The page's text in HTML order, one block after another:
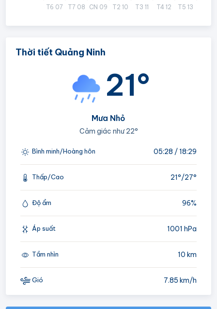
T6 07 T7 08 CN 09 T2 10 T3 11 T4 12 T5 13
Thời tiết Quảng Ninh
21°
Mưa Nhỏ
Cảm giác như22°
Bình minh/Hoàng hôn 05:28 / 18:29
Thấp/Cao 21°/27°
Độ ẩm 96%
Áp suất 1001 hPa
Tầm nhìn 10 km
Gió 7.85 km/h